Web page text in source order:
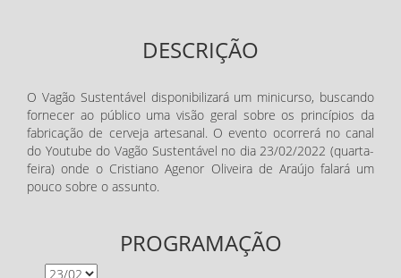
DESCRIÇÃO
O Vagão Sustentável disponibilizará um minicurso, buscando
fornecer ao público uma visão geral sobre os princípios da
fabricação de cerveja artesanal. O evento ocorrerá no canal
do Youtube do Vagão Sustentável no dia 23/02/2022 (quarta-
feira) onde o Cristiano Agenor Oliveira de Araújo falará um
pouco sobre o assunto.
PROGRAMAÇÃO